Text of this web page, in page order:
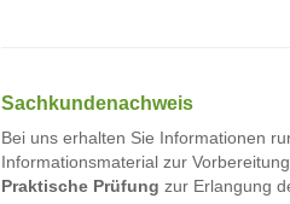
Sachkundenachweis
Bei uns erhalten Sie Informationen
Informationsmaterial zur
Praktische Prüfung zur Erlangung